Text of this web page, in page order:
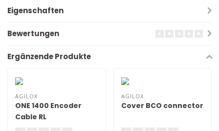
Eigenschaften
Bewertungen
Ergänzende Produkte
AGILOX
ONE 1400 Encoder
Cable RL
AGILOX
Cover BCO connector